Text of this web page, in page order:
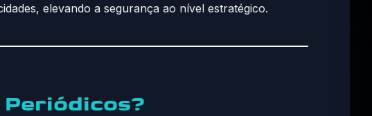
elevando a segurança ao nível estratégico.
Periódicos?